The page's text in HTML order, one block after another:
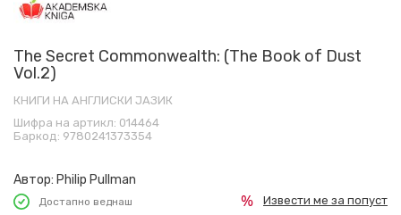
The Secret Commonwealth: (The Book of Dust
Vol.2)
КНИГИ НА АНГЛИСКИ ЈАЗИК
Шифра на артикл: 014464
Баркод: 9780241373354
Автор: Philip Pullman
Достапно веднаш Извести ме за попуст